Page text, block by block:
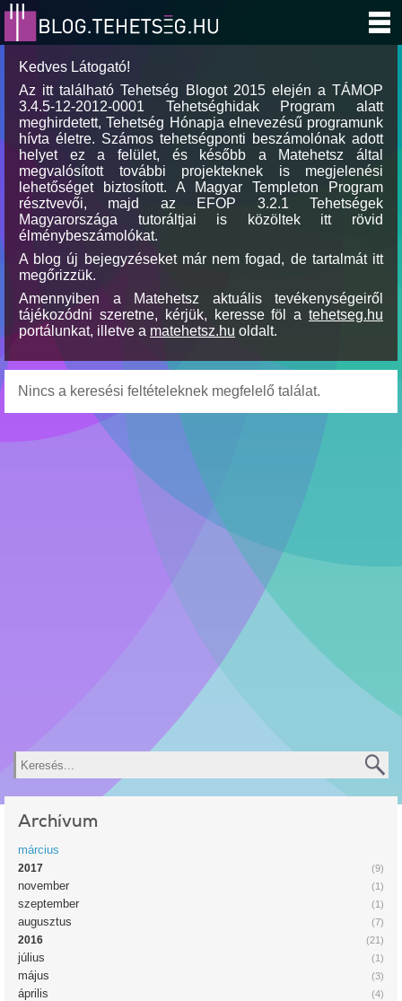
Kedves Látogató!
Az itt található Tehetség Blogot 2015 elején a TÁMOP
3.4.5-12-2012-0001 Tehetséghidak Program alatt
meghirdetett, Tehetség Hónapja elnevezésű programunk
hívta életre. Számos tehetségponti beszámolónak adott
helyet ez a felület, és később a Matehetsz által
megvalósított további projekteknek is megjelenési
lehetőséget biztosított. A Magyar Templeton Program
résztvevői, majd az EFOP 3.2.1 Tehetségek
Magyarországa tutoráltjai is közöltek itt rövid
élménybeszámolókat.
A blog új bejegyzéseket már nem fogad, de tartalmát itt
megőrizzük.
Amennyiben a Matehetsz aktuális tevékenységeiről
tájékozódni szeretne, kérjük, keresse föl a tehetseg.hu
portálunkat, illetve a matehetsz.hu oldalt.
Nincs a keresési feltételeknek megfelelő találat.
Keresés
Archívum
március
(9)
2017
(1)
november
(1)
szeptember
(7)
augusztus
(21)
2016
(1)
július
(3)
május
(4)
április